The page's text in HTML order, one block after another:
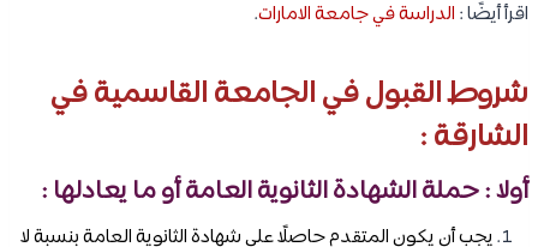
اقرأ أيضًا : الدراسة في جامعة الامارات.
شروط القبول في الجامعة القاسمية في
الشارقة :
أولا : حملة الشهادة الثانوية العامة أو ما يعادلها :
يجب أن يكون المتقدم حاصلًا على شهادة الثانوية العامة بنسبة لا